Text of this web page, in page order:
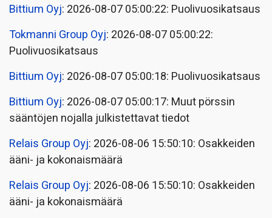
Bittium Oyj: 2026-08-07 05:00:22: Puolivuosikatsaus
Tokmanni Group Oyj: 2026-08-07 05:00:22:
Puolivuosikatsaus
Bittium Oyj: 2026-08-07 05:00:18: Puolivuosikatsaus
Bittium Oyj: 2026-08-07 05:00:17: Muut pörssin
sääntöjen nojalla julkistettavat tiedot
Relais Group Oyj: 2026-08-06 15:50:10: Osakkeiden
ääni- ja kokonaismäärä
Relais Group Oyj: 2026-08-06 15:50:10: Osakkeiden
ääni- ja kokonaismäärä